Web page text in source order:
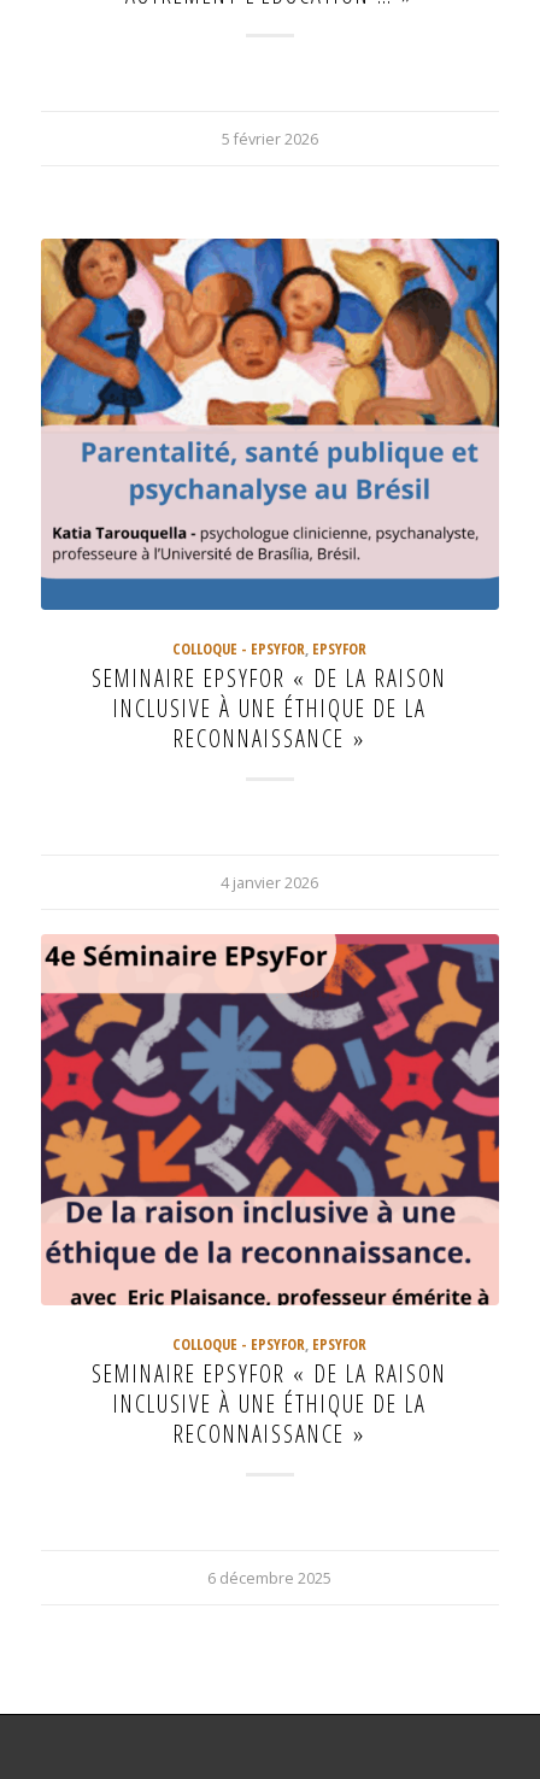
5 février 2026
COLLOQUE - EPSYFOR, EPSYFOR
SEMINAIRE EPSYFOR « DE LA RAISON
INCLUSIVE À UNE ÉTHIQUE DE LA
RECONNAISSANCE »
4 janvier 2026
COLLOQUE - EPSYFOR, EPSYFOR
SEMINAIRE EPSYFOR « DE LA RAISON
INCLUSIVE À UNE ÉTHIQUE DE LA
RECONNAISSANCE »
6 décembre 2025